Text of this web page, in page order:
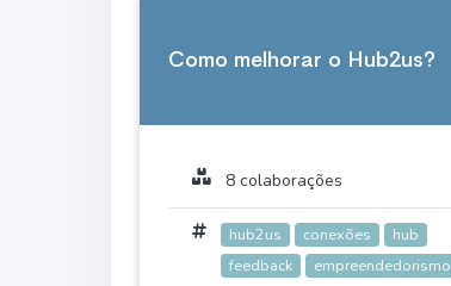
Como melhorar o Hub2us?
8 colaborações
hub2us conexões
hub
feedback
empreendedorismo